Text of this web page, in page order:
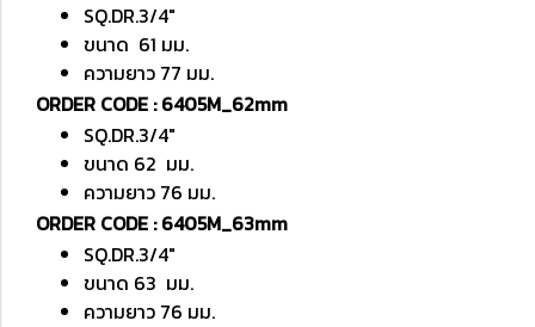
SQ.DR.3/4"
ขนาด 61 มม.
ความยาว 77 มม.
ORDER CODE : 6405M_62mm
SQ.DR.3/4"
ขนาด 62 มม.
ความยาว 76 มม.
ORDER CODE : 6405M_63mm
SQ.DR.3/4"
ขนาด 63 มม.
ความยาว 76 มม.